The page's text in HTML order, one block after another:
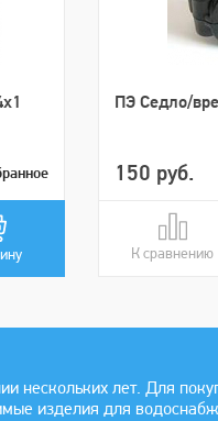
ПЭ Седло/
150 руб.
К сравнению
В сравнении
нескольких лет. Для
изделия для